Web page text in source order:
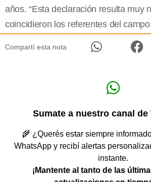
años. “Esta declaración resulta muy
coincidieron los referentes del
Compartí esta nota
Sumate a nuestro canal de
🌾 ¿Querés estar siempre
WhatsApp y recibí alertas
instante.
¡Mantente al tanto de las